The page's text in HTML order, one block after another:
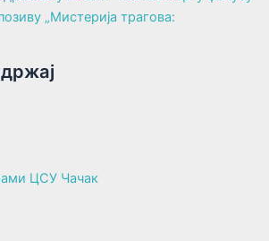
„Мистерија трагова:
ЦСУ Чачак